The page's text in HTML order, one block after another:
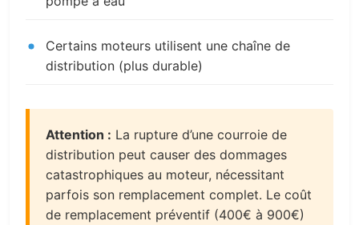
Certains moteurs utilisent une chaîne de
distribution (plus durable)
Attention : La rupture d’une courroie de
distribution peut causer des dommages
catastrophiques au moteur, nécessitant
parfois son remplacement complet. Le coût
de remplacement préventif (400€ à 900€)